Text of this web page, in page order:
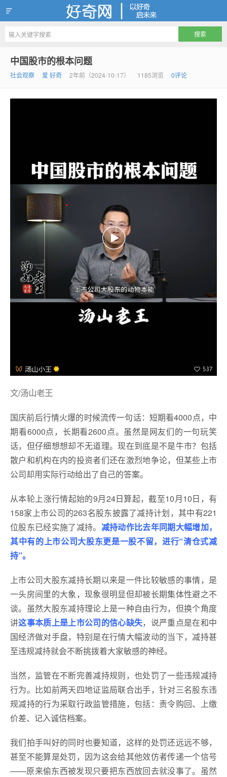
好奇网
中国股市的根本问题
社会观察 爱 好奇 2年前（2024-10-17） 1185浏览 0评论
文/汤山老王
国庆前后行情火爆的时候流传一句话：短期看4000点，中
期看6000点，长期看2600点。虽然是网友们的一句玩笑
话，但仔细想想却不无道理。现在到底是不是牛市？包括
散户和机构在内的投资者们还在激烈地争论，但某些上市
公司却用实际行动给出了自己的答案。
从本轮上涨行情起始的9月24日算起，截至10月10日，有
158家上市公司的263名股东披露了减持计划，其中有221
位股东已经实施了减持。 减持动作比去年同期大幅增加，
其中有的上市公司大股东更是一股不留，进行“清仓式减
持”。
上市公司大股东减持长期以来是一件比较敏感的事情，是
一头房间里的大象，现象很明显但却被长期集体性避之不
谈。虽然大股东减持理论上是一种自由行为，但换个角度
讲这事本质上是上市公司的信心缺失，说严重点是在和中
国经济做对手盘，特别是在行情大幅波动的当下，减持甚
至违规减持就会不断挑拨着大家敏感的神经。
当然，监管在不断完善减持规则，也处罚了一些违规减持
行为。比如前两天四地证监局联合出手，针对三名股东违
规减持的行为采取行政监管措施，包括：责令购回、上缴
价差、记入诚信档案。
我们拍手叫好的同时也要知道，这样的处罚还远远不够，
甚至不能算是处罚，因为这会给其他效仿者传递一个信号
——原来偷东西被发现只要把东西放回去就没事了。虽然